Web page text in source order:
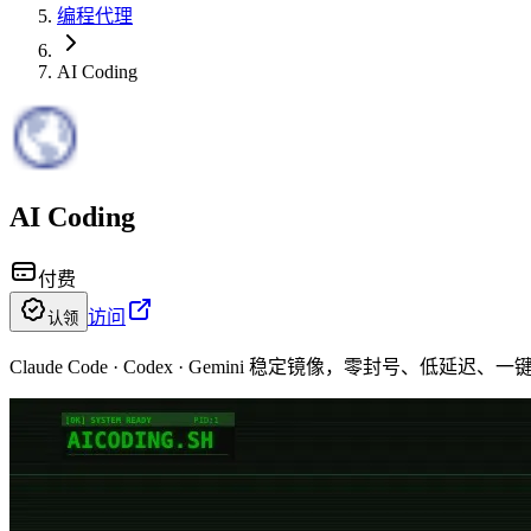
编程代理
AI Coding
AI Coding
付费
认领 访问
Claude Code · Codex · Gemini 稳定镜像，零封号、低延迟、一